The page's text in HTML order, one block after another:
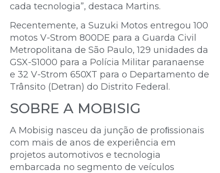
cada tecnologia”, destaca Martins.
Recentemente, a Suzuki Motos entregou 100
motos V-Strom 800DE para a Guarda Civil
Metropolitana de São Paulo, 129 unidades da
GSX-S1000 para a Polícia Militar paranaense
e 32 V-Strom 650XT para o Departamento de
Trânsito (Detran) do Distrito Federal.
SOBRE A MOBISIG
A Mobisig nasceu da junção de proﬁssionais
com mais de anos de experiência em
projetos automotivos e tecnologia
embarcada no segmento de veículos